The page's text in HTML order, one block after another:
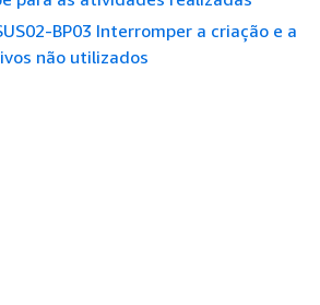
BP03 Interromper a criação e a
não utilizados